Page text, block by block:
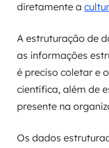
diretamente a
A estruturação de
as informações
é preciso coletar e
científica, além de
presente na
Os dados